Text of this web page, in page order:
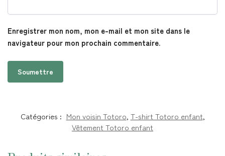
Enregistrer mon nom, mon e-mail et mon site dans le
navigateur pour mon prochain commentaire.
Catégories : Mon voisin Totoro, T-shirt Totoro enfant,
Vêtement Totoro enfant